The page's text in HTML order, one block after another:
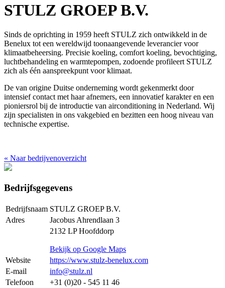
STULZ GROEP B.V.
Sinds de oprichting in 1959 heeft STULZ zich ontwikkeld in de
Benelux tot een wereldwijd toonaangevende leverancier voor
klimaatbeheersing. Precisie koeling, comfort koeling, bevochtiging,
luchtbehandeling en warmtepompen, zodoende profileert STULZ
zich als één aanspreekpunt voor klimaat.
De van origine Duitse onderneming wordt gekenmerkt door
intensief contact met haar afnemers, een innovatief karakter en een
pioniersrol bij de introductie van airconditioning in Nederland. Wij
zijn specialisten in ons vakgebied en bezitten een hoog niveau van
technische expertise.
« Naar bedrijvenoverzicht
Bedrijfsgegevens
Bedrijfsnaam STULZ GROEP B.V.
Adres
Jacobus Ahrendlaan 3
2132 LP Hoofddorp
Bekijk op Google Maps
Website
https://www.stulz-benelux.com
E-mail
info@stulz.nl
Telefoon
+31 (0)20 - 545 11 46